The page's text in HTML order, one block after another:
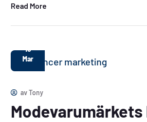
Read More
10
Mar
avTony